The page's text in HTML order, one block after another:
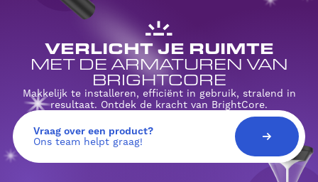
VERLICHT JE RUIMTE
MET DE ARMATUREN VAN
BRIGHTCORE
Makkelijk te installeren, efficiënt in gebruik, stralend in
resultaat. Ontdek de kracht van BrightCore.
Vraag over een product?
Ons team helpt graag!